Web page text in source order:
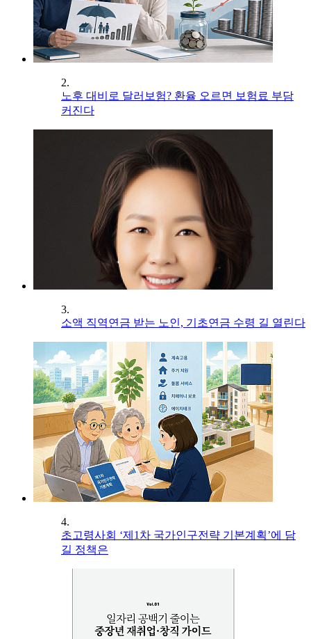
2.
노후 대비로 달러보험? 환율 오르면 보험료 부담
커진다
3.
소액 직역연금 받는 노인, 기초연금 수령 길 열린다
4.
초고령사회 ‘제1차 국가인구전략 기본계획’에 담
길 정책은